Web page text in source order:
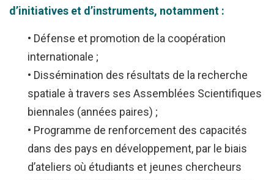
d’initiatives et d’instruments, notamment :
• Défense et promotion de la coopération
internationale ;
• Dissémination des résultats de la recherche
spatiale à travers ses Assemblées Scientifiques
biennales (années paires) ;
• Programme de renforcement des capacités
dans des pays en développement, par le biais
d’ateliers où étudiants et jeunes chercheurs
oublié
Login
Facebook
Login
with